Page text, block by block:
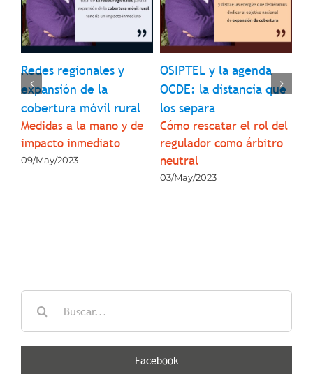
Redes regionales y
expansión de la
cobertura móvil rural
Medidas a la mano y de
impacto inmediato
09/May/2023
OSIPTEL y la agenda
OCDE: la distancia que
los separa
Cómo rescatar el rol del
regulador como árbitro
neutral
03/May/2023
Buscar:
Facebook